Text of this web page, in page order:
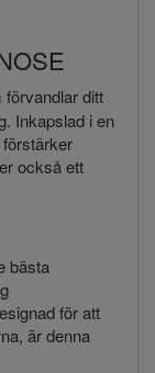
ditt
Inkapslad i en
också ett
bästa
för att
är denna